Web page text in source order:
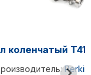
Вал коленчатый
Производитель: